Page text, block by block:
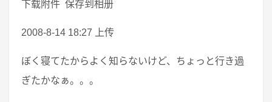
下载附件 保存到相册
2008-8-14 18:27 上传
ぼく寝てたからよく知らないけど、ちょっと行き過
ぎたかなぁ。。。